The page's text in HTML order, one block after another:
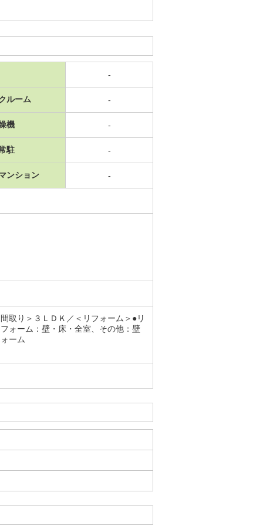
-
ルーム -
機 -
駐 -
ンション -
取り＞３ＬＤＫ／＜リフォーム＞●リ
ォーム：壁・床・全室、その他：壁
ーム